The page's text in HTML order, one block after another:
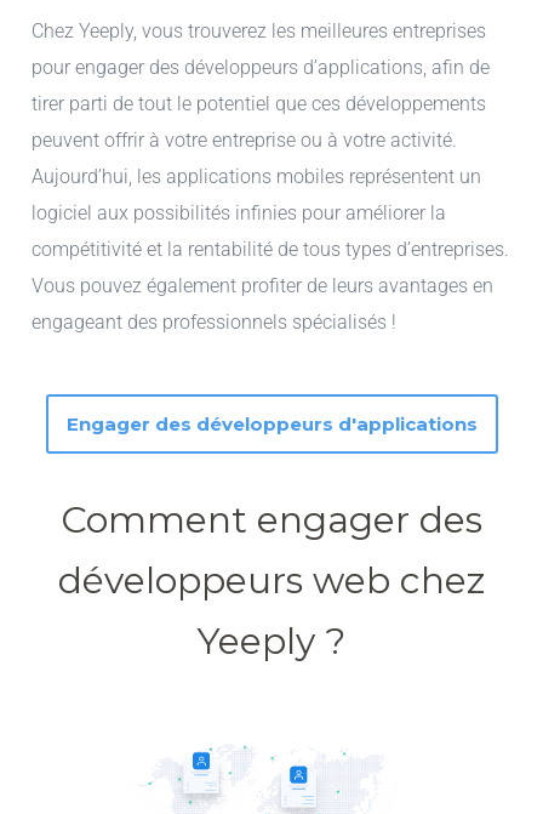
Chez Yeeply, vous trouverez les meilleures entreprises
pour engager des développeurs d’applications, afin de
tirer parti de tout le potentiel que ces développements
peuvent offrir à votre entreprise ou à votre activité.
Aujourd’hui, les applications mobiles représentent un
logiciel aux possibilités infinies pour améliorer la
compétitivité et la rentabilité de tous types d’entreprises.
Vous pouvez également profiter de leurs avantages en
engageant des professionnels spécialisés !
Engager des développeurs d'applications
Comment engager des
développeurs web chez
Yeeply ?